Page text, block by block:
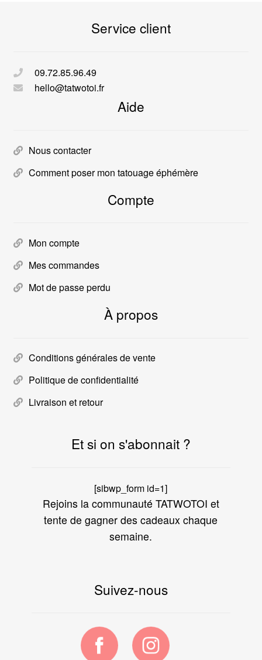
Service client
09.72.85.96.49
hello@tatwotoi.fr
Aide
Nous contacter
Comment poser mon tatouage éphémère
Compte
Mon compte
Mes commandes
Mot de passe perdu
À propos
Conditions générales de vente
Politique de confidentialité
Livraison et retour
Et si on s'abonnait ?
[sibwp_form id=1]
Rejoins la communauté TATWOTOI et
tente de gagner des cadeaux chaque
semaine.
Suivez-nous